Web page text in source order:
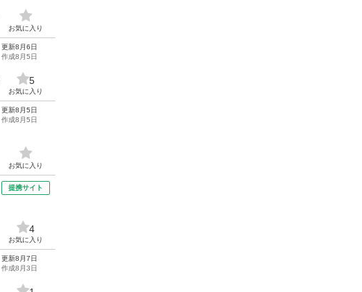
お気に入り
更新8月6日
作成8月5日
5
お気に入り
更新8月5日
作成8月5日
お気に入り
提携サイト
4
お気に入り
更新8月7日
作成8月3日